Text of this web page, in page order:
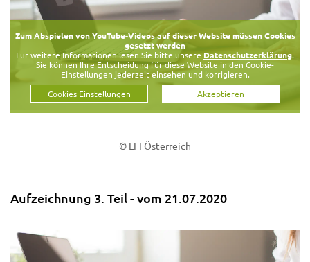
Zum Abspielen von YouTube-Videos auf dieser Website müssen Cookies
gesetzt werden
Für weitere Informationen lesen Sie bitte unsereDatenschutzerklärung.
Sie können Ihre Entscheidung für diese Website in den Cookie-
Einstellungen jederzeit einsehen und korrigieren.
Akzeptieren
Cookies Einstellungen
© LFI Österreich
Aufzeichnung 3. Teil - vom 21.07.2020